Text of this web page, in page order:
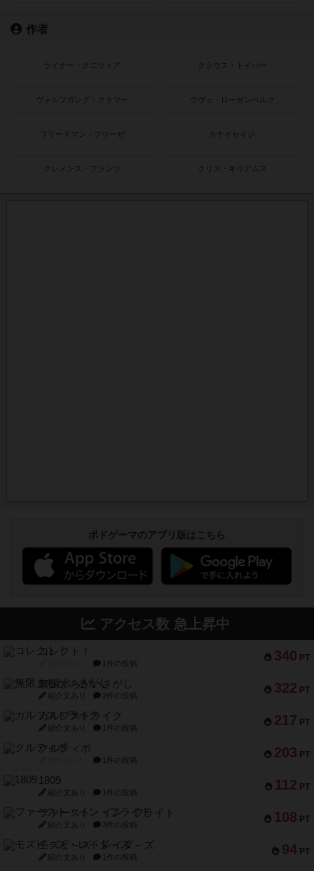
作者
ライナー・クニツィア クラウス・トイバー
ヴォルフガング・クラマー ウヴェ・ローゼンベルク
フリードマン・フリーゼ カナイセイジ
クレメンス・フランツ クリス・キリアムス
ボドゲーマのアプリ版はこちら
アクセス数 急上昇中
340 PT
コレクト！
1件の投稿
322 PT
無限まちがいさがし
紹介文あり 2件の投稿
217 PT
ガルフストライク
紹介文あり 1件の投稿
203 PT
クルティボ
1件の投稿
112 PT
1809
紹介文あり 1件の投稿
108 PT
ファースト・イン・フライト
紹介文あり 3件の投稿
94 PT
モズビ－ズ・レイダ－ズ
紹介文あり 1件の投稿